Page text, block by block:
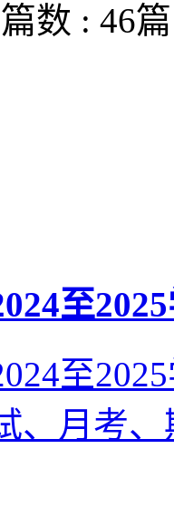
数 : 46篇
至
至
、月考